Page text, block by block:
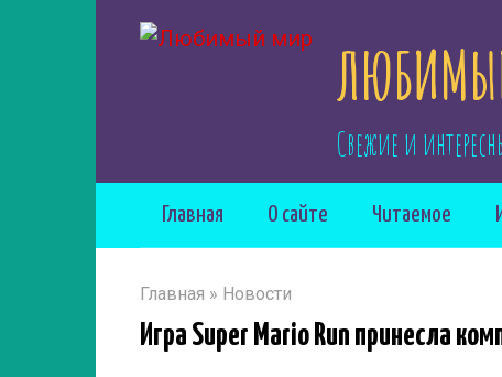
Свежие и
Главная О сайте Читаемое
Главная » Новости
Игра Super Mario Run принесла